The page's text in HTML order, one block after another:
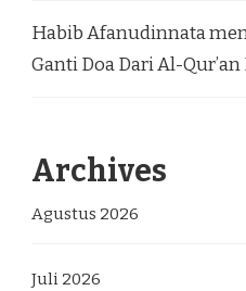
Habib Afanudinnata
Ganti Doa Dari Al-
Archives
Agustus 2026
Juli 2026